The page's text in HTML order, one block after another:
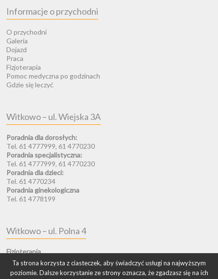
Informacje o przychodni
O przychodni
Galeria
Dojazd
Praca
Fizjoterapia
Pomoc medyczna po godzinach
Gdzie się leczyć
Witkowo – ul. Wiejska 3A
Poradnia dla dorosłych:
Tel. 61 4777999, 61 4770230
Poradnia specjalistyczna:
Tel. 61 4777999, 61 4770230
Poradnia dla dzieci:
Tel. 61 4770234
Poradnia ginekologiczna
Tel. 61 4778199
Witkowo – ul. Polna 4
Fizjoterapia
Gabinet Fizjoterapii „ODNOVA”
Tel. 61 4778199
Ta strona korzysta z ciasteczek, aby świadczyć usługi na najwyższym
poziomie. Dalsze korzystanie ze strony oznacza, że zgadzasz się na ich